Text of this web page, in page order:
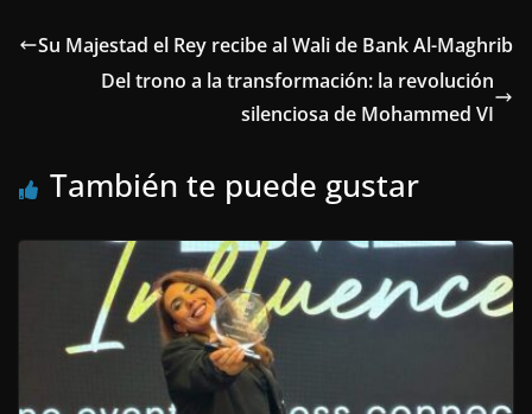
Su Majestad el Rey recibe al Wali de Bank Al-Maghrib
Del trono a la transformación: la revolución
silenciosa de Mohammed VI
También te puede gustar